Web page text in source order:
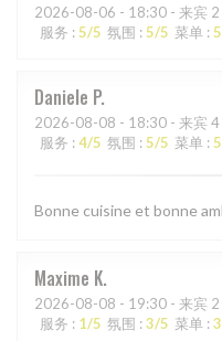
2026-08-06 - 18:30 - 来宾 2
服务 : 5/5 氛围 : 5/5 菜单 : 5
Daniele P
2026-08-08 - 18:30 - 来宾 4
服务 : 4/5 氛围 : 5/5 菜单 : 5
Bonne cuisine et bonne
Maxime K
2026-08-08 - 19:30 - 来宾 2
服务 : 1/5 氛围 : 3/5 菜单 : 3